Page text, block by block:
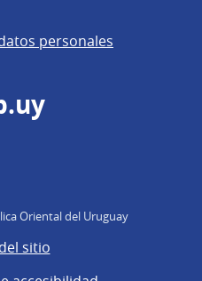
personales
Oriental del Uruguay
sitio